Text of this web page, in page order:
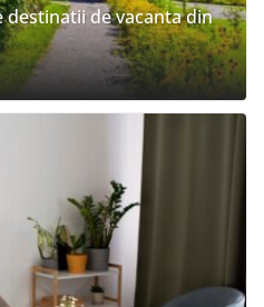
destinatii de vacanta din